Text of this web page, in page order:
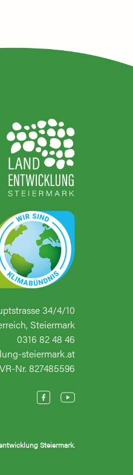
34/4/10
Steiermark
0316 82 48 46
steiermark.at
Nr. 827485596
Steiermark.